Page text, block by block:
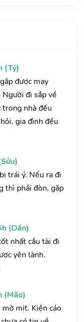
(Tý)
được may
đi sắp về
trong nhà đều
gia đình đều
trái ý. Nếu ra đi
thì phải đòn, gặp
(Dần)
nhất cầu tài đi
yên lành.
(Mão)
mờ mịt. Kiện cáo